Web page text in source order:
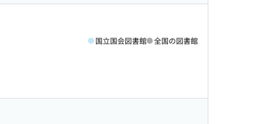
国立国会図書館 全国の図書館